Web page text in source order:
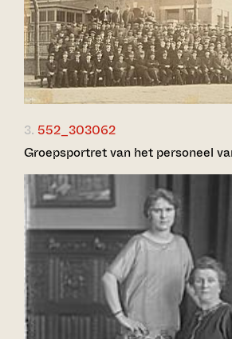
3. 552_303062
Groepsportret van het personeel